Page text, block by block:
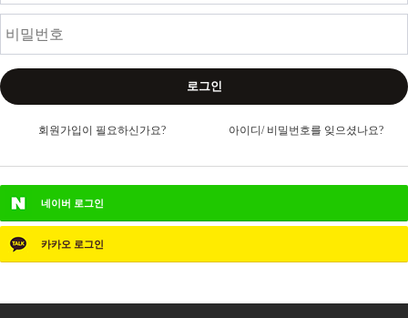
로그인
회원가입이 필요하신가요? 아이디/ 비밀번호를 잊으셨나요?
네이버 로그인
카카오 로그인